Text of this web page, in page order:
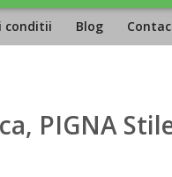
conditii Blog
PIGNA